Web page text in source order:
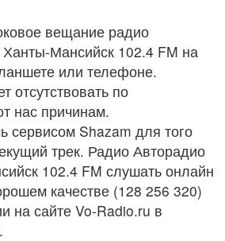
вещание радио
Мансийск 102.4 FM на
или телефоне.
отсутствовать по
нас причинам.
сервисом Shazam для того
трек. Радио Авторадио
102.4 FM слушать онлайн
качестве (128 256 320)
на сайте Vo-Radio.ru в